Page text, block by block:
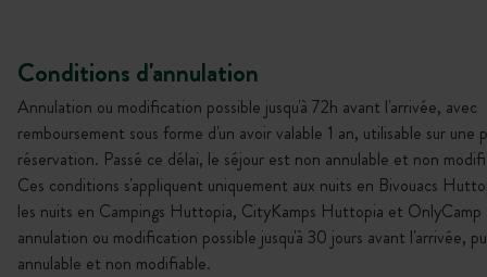
Conditions d'annulation
Annulation ou modification possible jusqu'à 72h avant l'arrivée, avec
remboursement sous forme d'un avoir valable 1 an, utilisable sur une
réservation. Passé ce délai, le séjour est non annulable et non
Ces conditions s'appliquent uniquement aux nuits en Bivouacs
les nuits en Campings Huttopia, CityKamps Huttopia et OnlyCamp
annulation ou modification possible jusqu'à 30 jours avant l'arrivée,
annulable et non modifiable.